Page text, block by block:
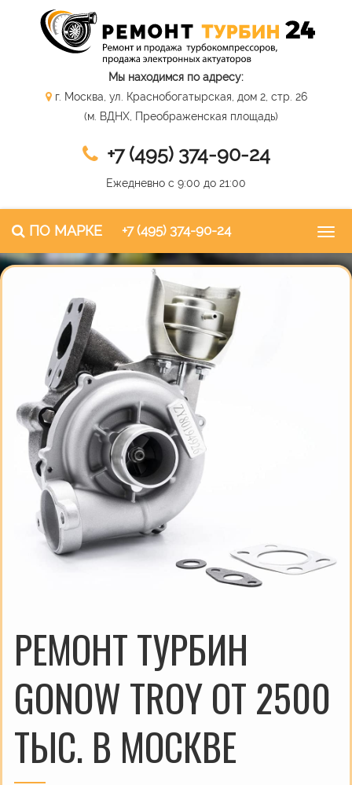
Мы находимся по адресу:
г. Москва, ул. Краснобогатырская, дом 2, стр. 26
(м. ВДНХ, Преображенская площадь)
+7 (495) 374-90-24
Ежедневно с 9:00 до 21:00
ПО МАРКЕ +7 (495) 374-90-24
РЕМОНТ ТУРБИН
GONOW TROY ОТ 2500
ТЫС. В МОСКВЕ